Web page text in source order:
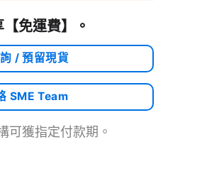
【免運費】 。
/ 預留現貨
SME Team
可獲指定付款期。